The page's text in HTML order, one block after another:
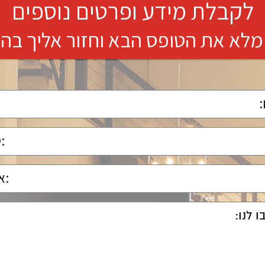
לקבלת מידע ופרטים נוספים
את הטופס הבא וחזור אליך